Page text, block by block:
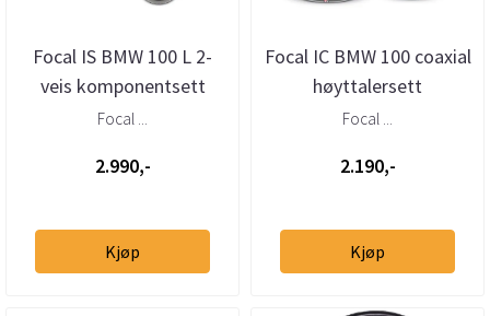
Focal IS BMW 100 L 2-
veis komponentsett
Focal ...
2.990,-
Kjøp
Focal IC BMW 100 coaxial
høyttalersett
Focal ...
2.190,-
Kjøp